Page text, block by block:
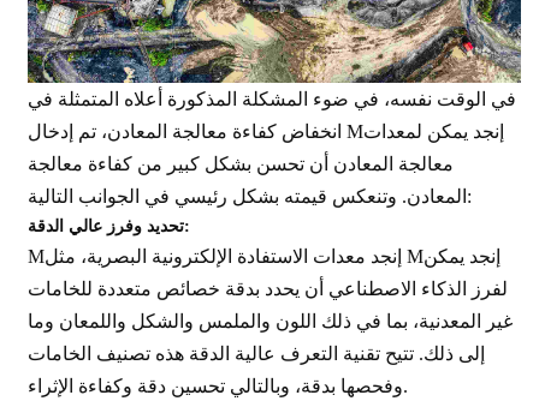
في الوقت نفسه، في ضوء المشكلة المذكورة أعلاه المتمثلة في
انخفاض كفاءة معالجة المعادن، تم إدخال M
إنجد يمكن لمعدات
معالجة المعادن أن تحسن بشكل كبير من كفاءة معالجة
المعادن. وتنعكس قيمته بشكل رئيسي في الجوانب التالية:
تحديد وفرز عالي الدقة:
M إنجد معدات الاستفادة الإلكترونية البصرية، مثل M إنجد يمكن
لفرز الذكاء الاصطناعي أن يحدد بدقة خصائص متعددة للخامات
غير المعدنية، بما في ذلك اللون والملمس والشكل واللمعان وما
إلى ذلك. تتيح تقنية التعرف عالية الدقة هذه تصنيف الخامات
وفحصها بدقة، وبالتالي تحسين دقة وكفاءة الإثراء.